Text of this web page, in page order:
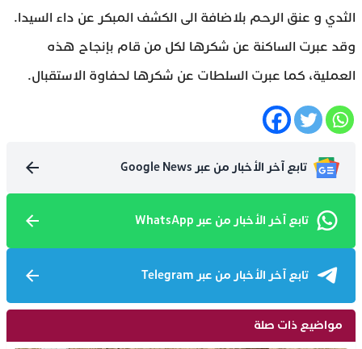
الثدي و عنق الرحم بلاضافة الى الكشف المبكر عن داء السيدا.
وقد عبرت الساكنة عن شكرها لكل من قام بإنجاح هذه
العملية، كما عبرت السلطات عن شكرها لحفاوة الاستقبال.
تابع آخر الأخبار من عبر Google News
تابع آخر الأخبار من عبر WhatsApp
تابع آخر الأخبار من عبر Telegram
مواضيع ذات صلة